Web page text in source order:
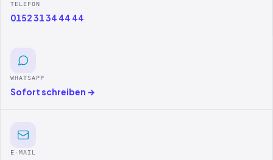
TELEFON
0152 31 34 44 44
WHATSAPP
Sofort schreiben →
E-MAIL